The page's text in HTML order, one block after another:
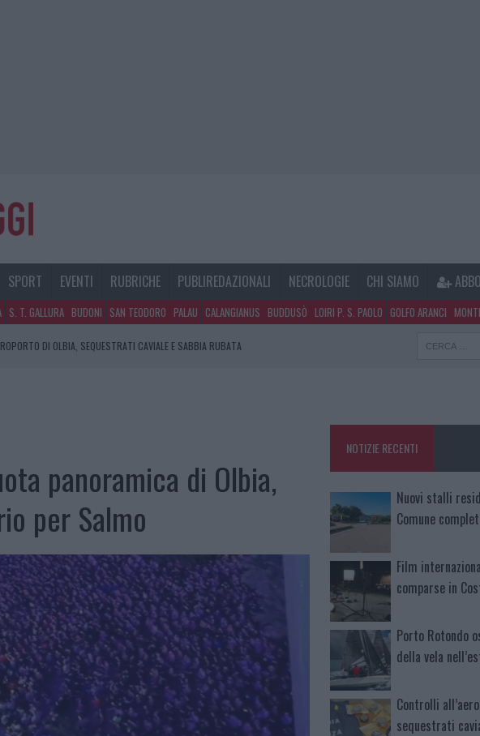
SPORT EVENTI RUBRICHE PUBLIREDAZIONALI NECROLOGIE CHI SIAMO
S. T. GALLURA BUDONI SAN TEODORO PALAU CALANGIANUS BUDDUSÒ LOIRI P. S. PAOLO GOLFO ARANCI MONTI
DI OLBIA, SEQUESTRATI CAVIALE E SABBIA RUBATA
SFIDA DELLA VELA NELL’ESTATE 2026
panoramica di Olbia,
per Salmo
NOTIZIE RECENTI
Nuovi stalli
Comune
Film
comparse in
Porto Rotondo
della vela
Controlli
sequestrati